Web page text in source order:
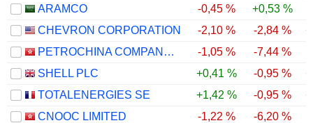
ARAMCO
-0,45 % +0,53 %
CHEVRON CORPORATION
-2,10 % -2,84 %
PETROCHINA COMPANY LIMITED
-1,05 % -7,44 %
SHELL PLC
+0,41 % -0,95 %
TOTALENERGIES SE
+1,42 % -0,95 %
CNOOC LIMITED
-1,22 % -6,20 %